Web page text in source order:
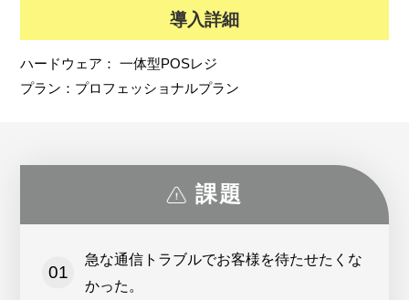
導入詳細
ハードウェア：一体型POSレジ
プラン： プロフェッショナルプラン
課題
急な通信トラブルでお客様を待たせたくな
かった。